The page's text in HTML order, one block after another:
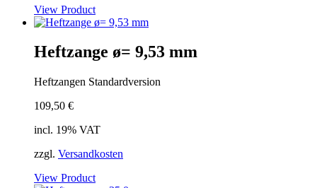
View Product
Heftzange ø= 9,53 mm
Heftzangen Standardversion
109,50 €
incl. 19% VAT
zzgl. Versandkosten
View Product